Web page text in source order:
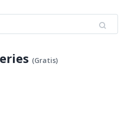
(Gratis)